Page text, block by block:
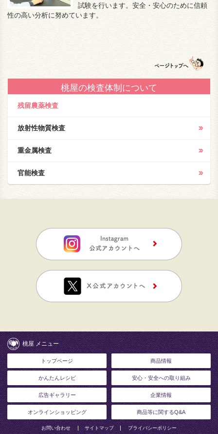
試験を行います。安全・安心のために信頼
性の高い分析に努めています。
桃屋の検査体制について
残留農薬検査
放射性物質検査
重金属検査
官能検査
桃屋 メニュー
トップページ 商品情報
かんたんレシピ 安心・安全への取り組み
広告ギャラリー 企業情報
オンラインショッピング 商品等に関するQ&A
お問い合わせ サイトマップ プライバシーポリシー